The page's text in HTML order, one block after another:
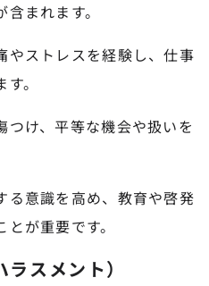
まれます。
やストレスを経験し、仕事
。
つけ、平等な機会や扱いを
る意識を高め、教育や啓発
が重要です。
スメント）